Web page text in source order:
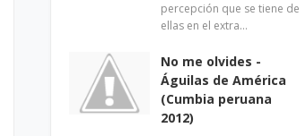
percepción que se tiene de
ellas en el extra…
No me olvides -
Águilas de América
(Cumbia peruana
2012)